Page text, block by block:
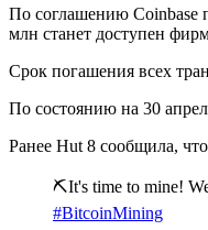
По соглашению Coinbase
млн станет доступен
Срок погашения всех
По состоянию на 30
Ранее Hut 8 сообщила,
⛏️It's time to mine!
#BitcoinMining